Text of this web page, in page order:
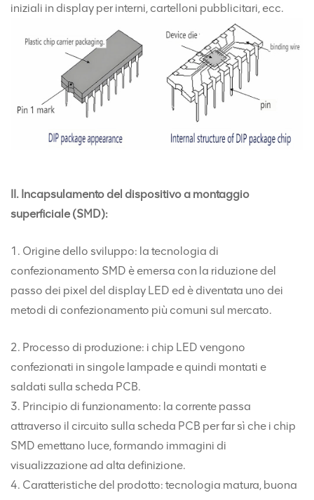
iniziali in display per interni, cartelloni pubblicitari, ecc.
II. Incapsulamento del dispositivo a montaggio
superficiale (SMD):
1. Origine dello sviluppo: la tecnologia di
confezionamento SMD è emersa con la riduzione del
passo dei pixel del display LED ed è diventata uno dei
metodi di confezionamento più comuni sul mercato.
2. Processo di produzione: i chip LED vengono
confezionati in singole lampade e quindi montati e
saldati sulla scheda PCB.
3. Principio di funzionamento: la corrente passa
attraverso il circuito sulla scheda PCB per far sì che i chip
SMD emettano luce, formando immagini di
visualizzazione ad alta definizione.
4. Caratteristiche del prodotto: tecnologia matura, buona